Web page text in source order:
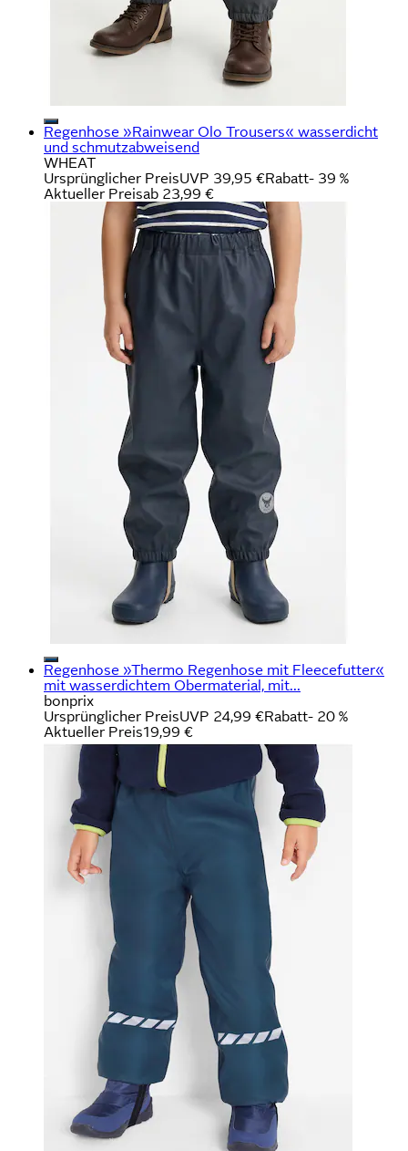
Regenhose »Rainwear Olo Trousers« wasserdicht
und schmutzabweisend
WHEAT
Ursprünglicher PreisUVP 39,95 €Rabatt- 39 %
Aktueller Preisab 23,99 €
Regenhose »Thermo Regenhose mit Fleecefutter«
mit wasserdichtem Obermaterial, mit...
bonprix
Ursprünglicher PreisUVP 24,99 €Rabatt- 20 %
Aktueller Preis19,99 €